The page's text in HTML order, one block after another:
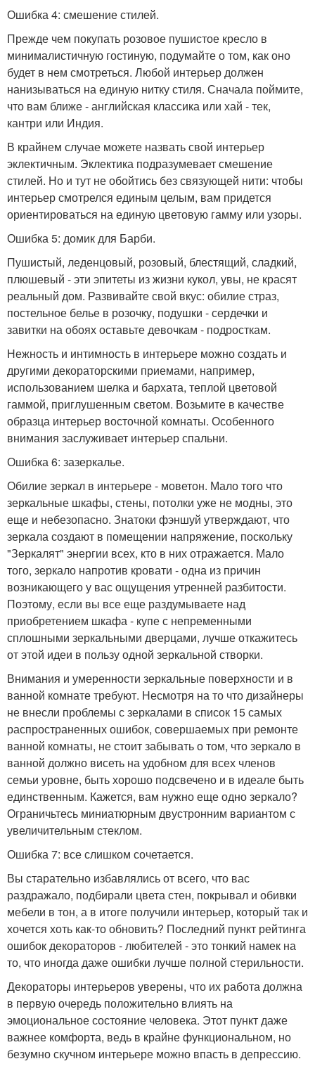
Ошибка 4: смешение стилей.
Прежде чем покупать розовое пушистое кресло в
минималистичную гостиную, подумайте о том, как оно
будет в нем смотреться. Любой интерьер должен
нанизываться на единую нитку стиля. Сначала поймите,
что вам ближе - английская классика или хай - тек,
кантри или Индия.
В крайнем случае можете назвать свой интерьер
эклектичным. Эклектика подразумевает смешение
стилей. Но и тут не обойтись без связующей нити: чтобы
интерьер смотрелся единым целым, вам придется
ориентироваться на единую цветовую гамму или узоры.
Ошибка 5: домик для Барби.
Пушистый, леденцовый, розовый, блестящий, сладкий,
плюшевый - эти эпитеты из жизни кукол, увы, не красят
реальный дом. Развивайте свой вкус: обилие страз,
постельное белье в розочку, подушки - сердечки и
завитки на обоях оставьте девочкам - подросткам.
Нежность и интимность в интерьере можно создать и
другими декораторскими приемами, например,
использованием шелка и бархата, теплой цветовой
гаммой, приглушенным светом. Возьмите в качестве
образца интерьер восточной комнаты. Особенного
внимания заслуживает интерьер спальни.
Ошибка 6: зазеркалье.
Обилие зеркал в интерьере - моветон. Мало того что
зеркальные шкафы, стены, потолки уже не модны, это
еще и небезопасно. Знатоки фэншуй утверждают, что
зеркала создают в помещении напряжение, поскольку
"Зеркалят" энергии всех, кто в них отражается. Мало
того, зеркало напротив кровати - одна из причин
возникающего у вас ощущения утренней разбитости.
Поэтому, если вы все еще раздумываете над
приобретением шкафа - купе с непременными
сплошными зеркальными дверцами, лучше откажитесь
от этой идеи в пользу одной зеркальной створки.
Внимания и умеренности зеркальные поверхности и в
ванной комнате требуют. Несмотря на то что дизайнеры
не внесли проблемы с зеркалами в список 15 самых
распространенных ошибок, совершаемых при ремонте
ванной комнаты, не стоит забывать о том, что зеркало в
ванной должно висеть на удобном для всех членов
семьи уровне, быть хорошо подсвечено и в идеале быть
единственным. Кажется, вам нужно еще одно зеркало?
Ограничьтесь миниатюрным двустронним вариантом с
увеличительным стеклом.
Ошибка 7: все слишком сочетается.
Вы старательно избавлялись от всего, что вас
раздражало, подбирали цвета стен, покрывал и обивки
мебели в тон, а в итоге получили интерьер, который так и
хочется хоть как-то обновить? Последний пункт рейтинга
ошибок декораторов - любителей - это тонкий намек на
то, что иногда даже ошибки лучше полной стерильности.
Декораторы интерьеров уверены, что их работа должна
в первую очередь положительно влиять на
эмоциональное состояние человека. Этот пункт даже
важнее комфорта, ведь в крайне функциональном, но
безумно скучном интерьере можно впасть в депрессию.